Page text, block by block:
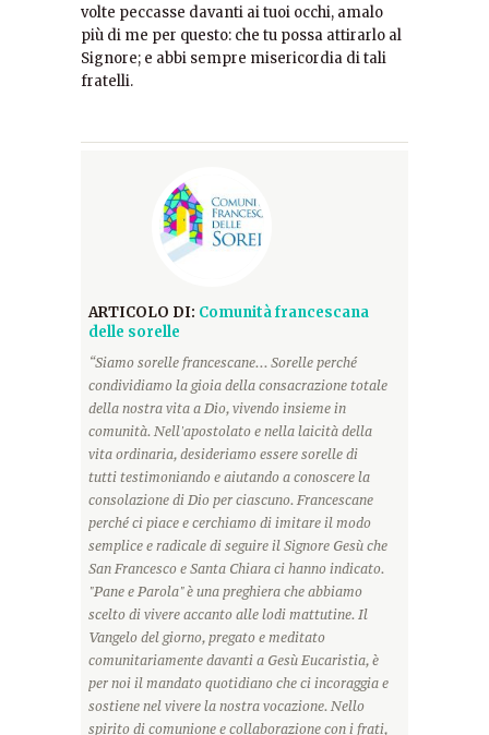
volte peccasse davanti ai tuoi occhi, amalo
più di me per questo: che tu possa attirarlo al
Signore; e abbi sempre misericordia di tali
fratelli.
ARTICOLO DI: Comunità francescana
delle sorelle
“Siamo sorelle francescane... Sorelle perché
condividiamo la gioia della consacrazione totale
della nostra vita a Dio, vivendo insieme in
comunità. Nell'apostolato e nella laicità della
vita ordinaria, desideriamo essere sorelle di
tutti testimoniando e aiutando a conoscere la
consolazione di Dio per ciascuno. Francescane
perché ci piace e cerchiamo di imitare il modo
semplice e radicale di seguire il Signore Gesù che
San Francesco e Santa Chiara ci hanno indicato.
"Pane e Parola" è una preghiera che abbiamo
scelto di vivere accanto alle lodi mattutine. Il
Vangelo del giorno, pregato e meditato
comunitariamente davanti a Gesù Eucaristia, è
per noi il mandato quotidiano che ci incoraggia e
sostiene nel vivere la nostra vocazione. Nello
spirito di comunione e collaborazione con i frati,